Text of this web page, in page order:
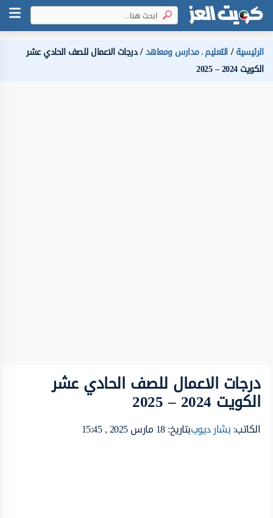
الرئيسية التعليم،مدارس ومعاهد درجات الاعمال للصف الحادي عشر
الكويت 2024 – 2025
درجات الاعمال للصف الحادي عشر
الكويت 2024 – 2025
الكاتب:بشار ديوببتاريخ: 18 مارس 2025 , 15:45